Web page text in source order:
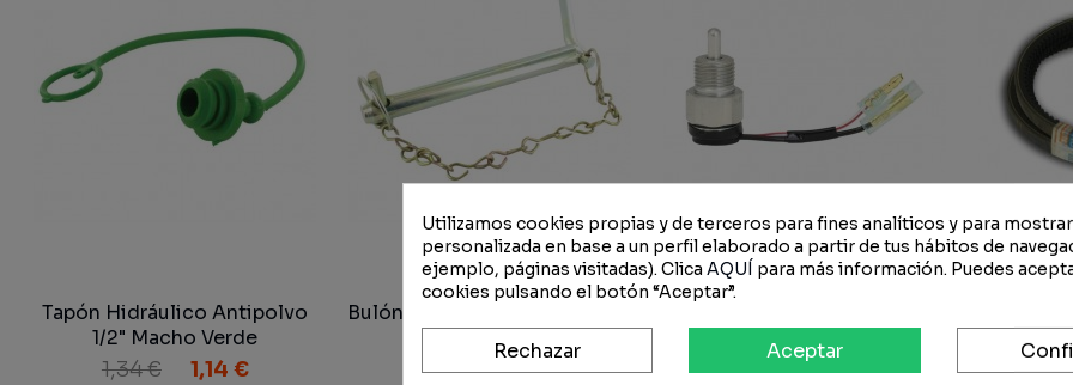
Tapón Hidráulico Antipolvo
1/2" Macho Verde
1,34 € 1,14 €
Bulón de Barra de Tiro 22x174
mm.
8,64 € 7,34 €
DT - Bi-Speed M5 - M8540 -
M9540
98,65 € 88,79 €
Utilizamos cookies propias y de terceros para fines analíticos y para
personalizada en base a un perfil elaborado a partir de tus hábitos de
ejemplo, páginas visitadas). Clica AQUÍ para más información. Puedes
cookies pulsando el botón “Aceptar”.
Rechazar Aceptar